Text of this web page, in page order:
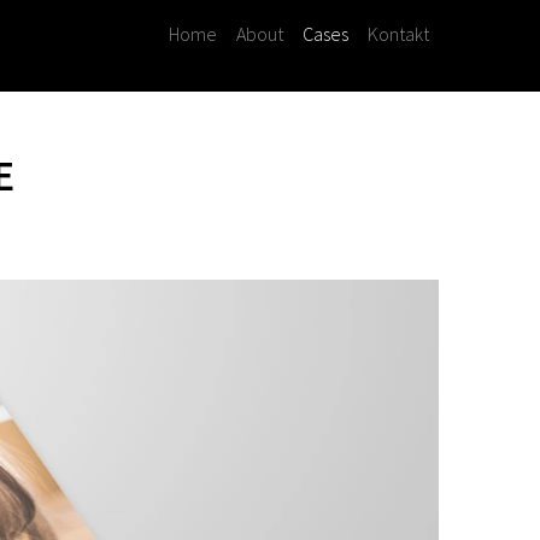
Home About Cases Kontakt